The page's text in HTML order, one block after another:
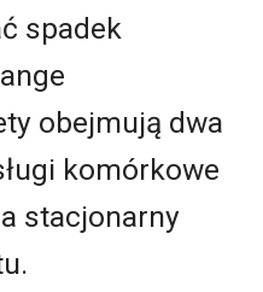
spadek
obejmują dwa
komórkowe
stacjonarny